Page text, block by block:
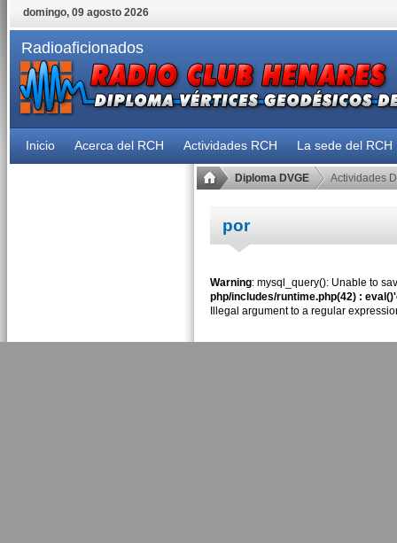
domingo, 09 agosto 2026
Radioaficionados
Inicio Acerca del RCH Actividades RCH La sede del RCH
Diploma DVGE Actividades
por
Warning: mysql_query(): Unable to
php/includes/runtime.php(42) :
Illegal argument to a regular